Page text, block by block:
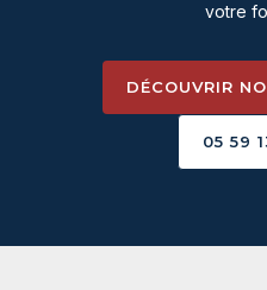
votre
DÉCOUVRIR
05 59